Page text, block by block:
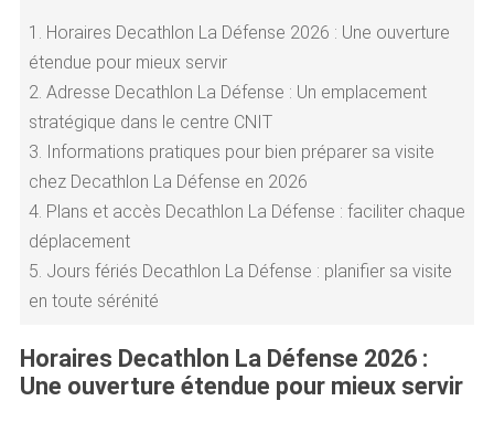
1. Horaires Decathlon La Défense 2026 : Une ouverture
étendue pour mieux servir
2. Adresse Decathlon La Défense : Un emplacement
stratégique dans le centre CNIT
3. Informations pratiques pour bien préparer sa visite
chez Decathlon La Défense en 2026
4. Plans et accès Decathlon La Défense : faciliter chaque
déplacement
5. Jours fériés Decathlon La Défense : planifier sa visite
en toute sérénité
Horaires Decathlon La Défense 2026 :
Une ouverture étendue pour mieux servir